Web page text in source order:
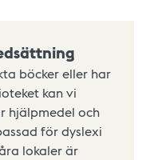
böcker eller har
kan vi
hjälpmedel och
för dyslexi
lokaler är